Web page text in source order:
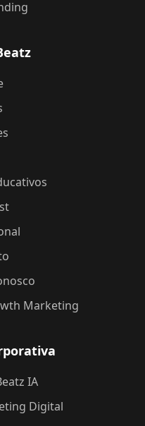
Marketing
IA
Digital